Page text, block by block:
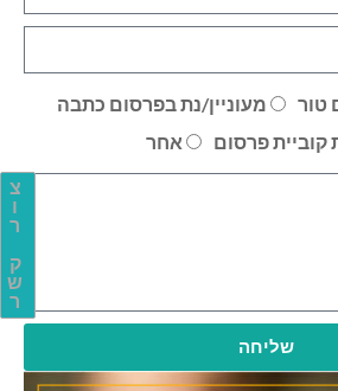
צ
ו
ר
ק
ש
ר
טור
מעוניין/נת בפרסום כתבה
קוביית פרסום
אחר
שליחה